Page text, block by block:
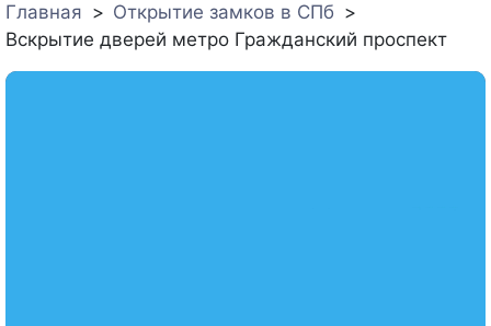
Главная
Открытие замков в СПб
Вскрытие дверей метро Гражданский проспект